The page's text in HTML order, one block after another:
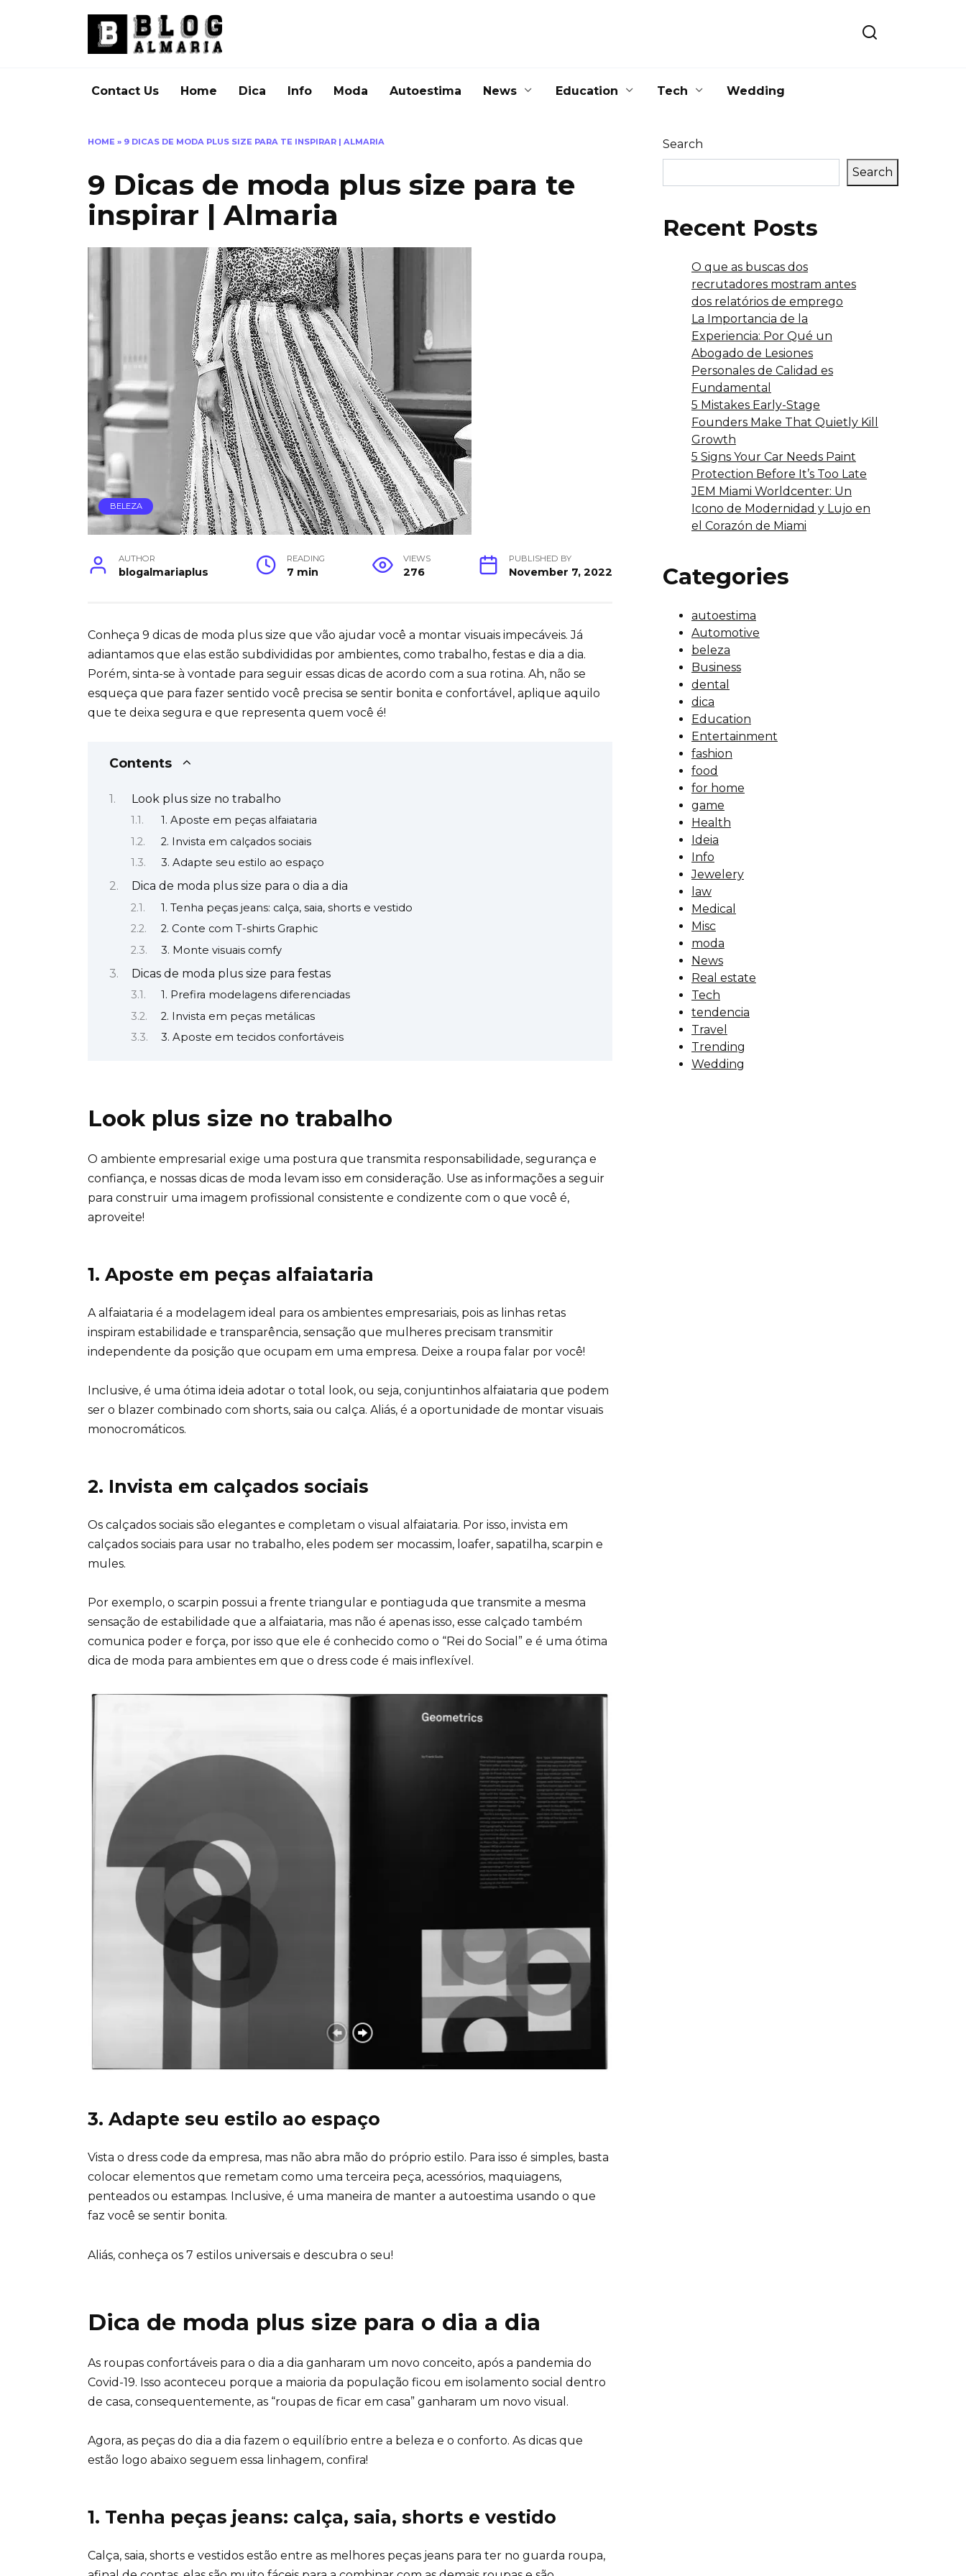
Contact Us Home Dica Info Moda Autoestima News Education Tech Wedding
HOME » 9 DICAS DE MODA PLUS SIZE PARA TE INSPIRAR | ALMARIA
9 Dicas de moda plus size para te
inspirar | Almaria
BELEZA
AUTHOR
blogalmariaplus
READING
7 min
VIEWS
276
PUBLISHED BY
November 7, 2022
Conheça 9 dicas de moda plus size que vão ajudar você a montar visuais impecáveis. Já
adiantamos que elas estão subdivididas por ambientes, como trabalho, festas e dia a dia.
Porém, sinta-se à vontade para seguir essas dicas de acordo com a sua rotina. Ah, não se
esqueça que para fazer sentido você precisa se sentir bonita e confortável, aplique aquilo
que te deixa segura e que representa quem você é!
Contents
Look plus size no trabalho
1. Aposte em peças alfaiataria
2. Invista em calçados sociais
3. Adapte seu estilo ao espaço
Dica de moda plus size para o dia a dia
1. Tenha peças jeans: calça, saia, shorts e vestido
2. Conte com T-shirts Graphic
3. Monte visuais comfy
Dicas de moda plus size para festas
1. Prefira modelagens diferenciadas
2. Invista em peças metálicas
3. Aposte em tecidos confortáveis
Look plus size no trabalho
O ambiente empresarial exige uma postura que transmita responsabilidade, segurança e
confiança, e nossas dicas de moda levam isso em consideração. Use as informações a seguir
para construir uma imagem profissional consistente e condizente com o que você é,
aproveite!
1. Aposte em peças alfaiataria
A alfaiataria é a modelagem ideal para os ambientes empresariais, pois as linhas retas
inspiram estabilidade e transparência, sensação que mulheres precisam transmitir
independente da posição que ocupam em uma empresa. Deixe a roupa falar por você!
Inclusive, é uma ótima ideia adotar o total look, ou seja, conjuntinhos alfaiataria que podem
ser o blazer combinado com shorts, saia ou calça. Aliás, é a oportunidade de montar visuais
monocromáticos.
2. Invista em calçados sociais
Os calçados sociais são elegantes e completam o visual alfaiataria. Por isso, invista em
calçados sociais para usar no trabalho, eles podem ser mocassim, loafer, sapatilha, scarpin e
mules.
Por exemplo, o scarpin possui a frente triangular e pontiaguda que transmite a mesma
sensação de estabilidade que a alfaiataria, mas não é apenas isso, esse calçado também
comunica poder e força, por isso que ele é conhecido como o “Rei do Social” e é uma ótima
dica de moda para ambientes em que o dress code é mais inflexível.
3. Adapte seu estilo ao espaço
Vista o dress code da empresa, mas não abra mão do próprio estilo. Para isso é simples, basta
colocar elementos que remetam como uma terceira peça, acessórios, maquiagens,
penteados ou estampas. Inclusive, é uma maneira de manter a autoestima usando o que
faz você se sentir bonita.
Aliás, conheça os 7 estilos universais e descubra o seu!
Dica de moda plus size para o dia a dia
As roupas confortáveis para o dia a dia ganharam um novo conceito, após a pandemia do
Covid-19. Isso aconteceu porque a maioria da população ficou em isolamento social dentro
de casa, consequentemente, as “roupas de ficar em casa” ganharam um novo visual.
Agora, as peças do dia a dia fazem o equilíbrio entre a beleza e o conforto. As dicas que
estão logo abaixo seguem essa linhagem, confira!
1. Tenha peças jeans: calça, saia, shorts e vestido
Calça, saia, shorts e vestidos estão entre as melhores peças jeans para ter no guarda roupa,
Search
Search
Recent Posts
O que as buscas dos
recrutadores mostram antes
dos relatórios de emprego
La Importancia de la
Experiencia: Por Qué un
Abogado de Lesiones
Personales de Calidad es
Fundamental
5 Mistakes Early-Stage
Founders Make That Quietly Kill
Growth
5 Signs Your Car Needs Paint
Protection Before It’s Too Late
JEM Miami Worldcenter: Un
Icono de Modernidad y Lujo en
el Corazón de Miami
Categories
autoestima
Automotive
beleza
Business
dental
dica
Education
Entertainment
fashion
food
for home
game
Health
Ideia
Info
Jewelery
law
Medical
Misc
moda
News
Real estate
Tech
tendencia
Travel
Trending
Wedding